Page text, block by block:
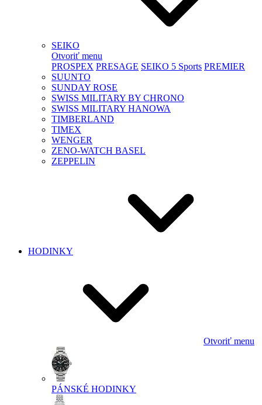
SEIKO
Otvoriť menu
PROSPEX PRESAGE SEIKO 5 Sports PREMIER
SUUNTO
SUNDAY ROSE
SWISS MILITARY BY CHRONO
SWISS MILITARY HANOWA
TIMBERLAND
TIMEX
WENGER
ZENO-WATCH BASEL
ZEPPELIN
HODINKY
Otvoriť menu
PÁNSKÉ HODINKY